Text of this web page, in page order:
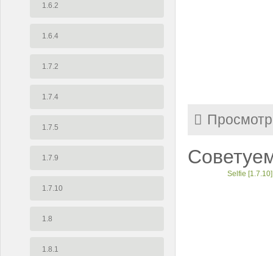
1.6.2
1.6.4
1.7.2
1.7.4
1.7.5
1.7.9
1.7.10
1.8
1.8.1
Selfie [1.7.10]